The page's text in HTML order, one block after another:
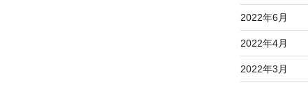
2022年6月
2022年4月
2022年3月